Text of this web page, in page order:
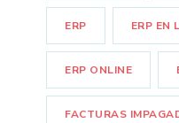
ERP ERP EN
ERP ONLINE
FACTURAS